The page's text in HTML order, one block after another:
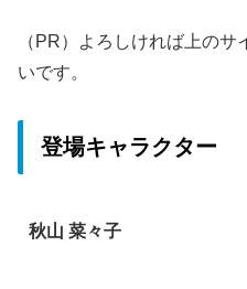
（PR）よろしければ上の
いです。
登場キャラクター
秋山 菜々子